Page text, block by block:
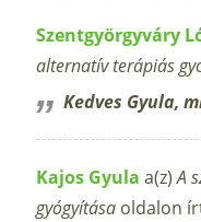
Szentgyörgyváry
alternatív terápiás
Kedves Gyula,
Kajos Gyula a(z)A
gyógyítása oldalon